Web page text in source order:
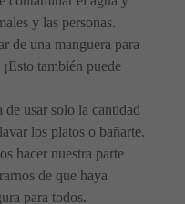
y las personas.
de una manguera para
también puede
de usar solo la cantidad
los platos o bañarte.
hacer nuestra parte
de que haya
para todos.